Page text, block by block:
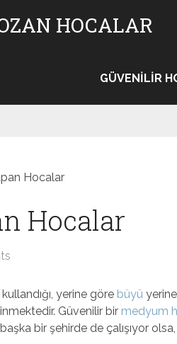
HOCALAR
GÜVENILIR
Hocalar
Hocalar
yerine göre büyü
Güvenilir bir medyum
bir şehirde de çalışıyor